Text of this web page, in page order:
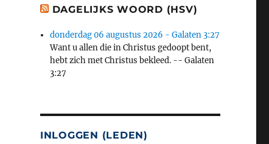
DAGELIJKS WOORD (HSV)
donderdag 06 augustus 2026 - Galaten 3:27
Want u allen die in Christus gedoopt bent,
hebt zich met Christus bekleed. -- Galaten
3:27
INLOGGEN (LEDEN)